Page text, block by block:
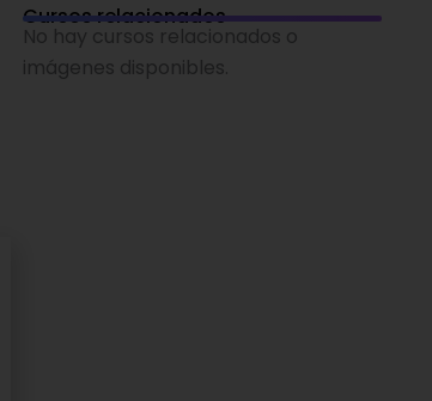
Cursos relacionados
No hay cursos relacionados o
imágenes disponibles.